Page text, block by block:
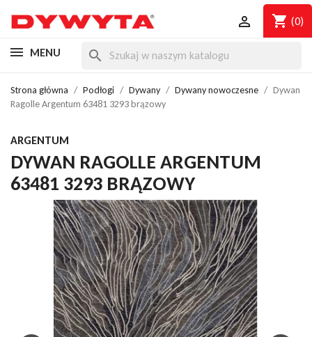
shopping_cart (0)

MENU search
Strona główna Podłogi Dywany Dywany nowoczesne
Dywan
Ragolle Argentum 63481 3293 brązowy
ARGENTUM
DYWAN RAGOLLE ARGENTUM
63481 3293 BRĄZOWY